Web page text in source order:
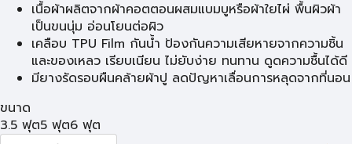
เนื้อผ้าผลิตจากผ้าคอตตอนผสมแบมบูหรือผ้าใยไผ่ พื้นผิวผ้า
เป็นขนนุ่ม อ่อนโยนต่อผิว
เคลือบ TPU Film กันน้ำ ป้องกันความเสียหายจากความชิ้น
และของเหลว เรียบเนียน ไม่ยับง่าย ทนทาน ดูดความชื้นได้ดี
มียางรัดรอบผืนคล้ายผ้าปู ลดปัญหาเลื่อนการหลุดจากที่นอน
ขนาด
3.5 ฟุต5 ฟุต6 ฟุต